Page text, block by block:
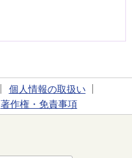
個人情報の取扱い
著作権・免責事項